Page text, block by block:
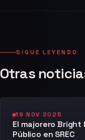
SIGUE LEYENDO
Otras
19 NOV 2025
El majorero
Público en SREC